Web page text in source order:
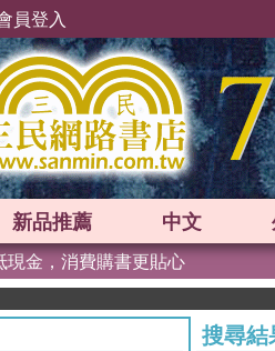
員登入
新品推薦 中文
現金，消費購書更貼心
搜尋